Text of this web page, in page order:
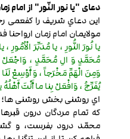
دعای "یا نور النّور" از امام
این دعاي شریف را کفعمی
مولایمان امام زمان
یا نُورَ النُّورِ ، یا مُدَبِّرَ
مُحَمَّدٍ وَ الِ مُحَمَّدٍ ، وَاجْعَلْ
وَمِنَ الْهَمِّ مَخْرَجاً ، وَ أَوْسِعْ
یُفَرِّجُ ، وَافْعَلْ بِنا ما أَنْتَ أَهْلُهُ
اي روشنی بخش روشنی ها؛
که تمام مردگان درون
محمّد درود بفرست، و